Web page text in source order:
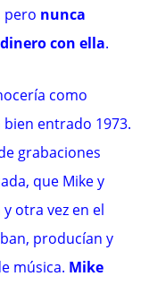
pero nunca
con ella.
como
entrado 1973.
grabaciones
que Mike y
otra vez en el
producían y
música. Mike